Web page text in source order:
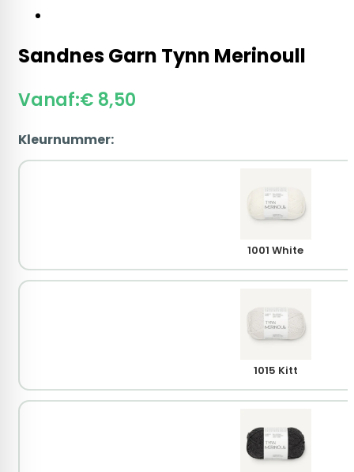
Sandnes Garn Tynn Merinoull
Vanaf:€ 8,50
Kleurnummer:
1001 White
1015 Kitt